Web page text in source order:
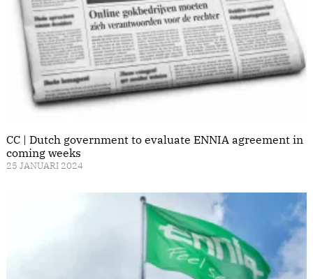
CC | Dutch government to evaluate ENNIA agreement in
coming weeks
25 JANUARI 2024